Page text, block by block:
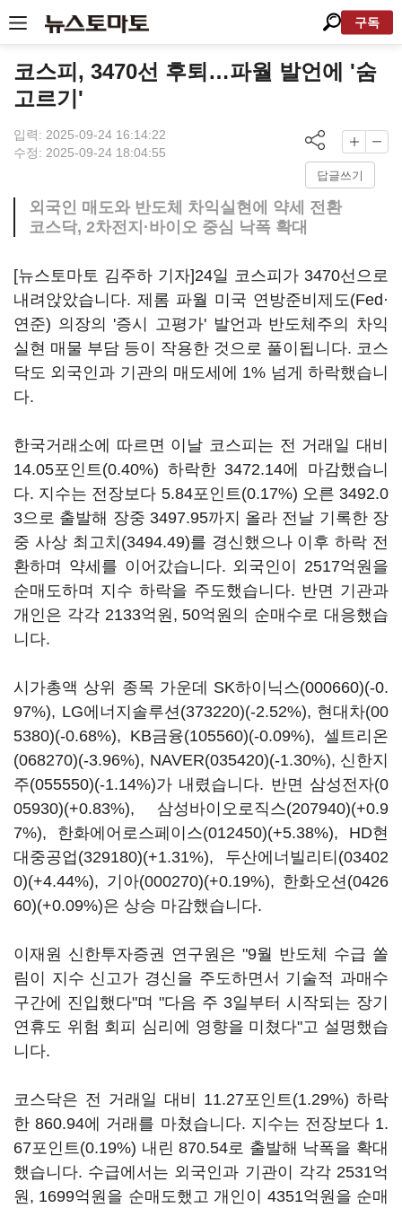
구독
코스피, 3470선 후퇴…파월 발언에 '숨
고르기'
입력: 2025-09-24 16:14:22
수정: 2025-09-24 18:04:55
답글쓰기
외국인 매도와 반도체 차익실현에 약세 전환
코스닥, 2차전지·바이오 중심 낙폭 확대
[뉴스토마토 김주하 기자]24일 코스피가 3470선으로
내려앉았습니다. 제롬 파월 미국 연방준비제도(Fed·
연준) 의장의 '증시 고평가' 발언과 반도체주의 차익
실현 매물 부담 등이 작용한 것으로 풀이됩니다. 코스
닥도 외국인과 기관의 매도세에 1% 넘게 하락했습니
다.
한국거래소에 따르면 이날 코스피는 전 거래일 대비
14.05포인트(0.40%) 하락한 3472.14에 마감했습니
다. 지수는 전장보다 5.84포인트(0.17%) 오른 3492.0
3으로 출발해 장중 3497.95까지 올라 전날 기록한 장
중 사상 최고치(3494.49)를 경신했으나 이후 하락 전
환하며 약세를 이어갔습니다. 외국인이 2517억원을
순매도하며 지수 하락을 주도했습니다. 반면 기관과
개인은 각각 2133억원, 50억원의 순매수로 대응했습
니다.
시가총액 상위 종목 가운데 SK하이닉스(000660)(-0.
97%), LG에너지솔루션(373220)(-2.52%), 현대차(00
5380)(-0.68%), KB금융(105560)(-0.09%), 셀트리온
(068270)(-3.96%), NAVER(035420)(-1.30%), 신한지
주(055550)(-1.14%)가 내렸습니다. 반면 삼성전자(0
05930)(+0.83%), 삼성바이오로직스(207940)(+0.9
7%), 한화에어로스페이스(012450)(+5.38%), HD현
대중공업(329180)(+1.31%), 두산에너빌리티(03402
0)(+4.44%), 기아(000270)(+0.19%), 한화오션(0426
60)(+0.09%)은 상승 마감했습니다.
이재원 신한투자증권 연구원은 "9월 반도체 수급 쏠
림이 지수 신고가 경신을 주도하면서 기술적 과매수
구간에 진입했다"며 "다음 주 3일부터 시작되는 장기
연휴도 위험 회피 심리에 영향을 미쳤다"고 설명했습
니다.
코스닥은 전 거래일 대비 11.27포인트(1.29%) 하락
한 860.94에 거래를 마쳤습니다. 지수는 전장보다 1.
67포인트(0.19%) 내린 870.54로 출발해 낙폭을 확대
했습니다. 수급에서는 외국인과 기관이 각각 2531억
원, 1699억원을 순매도했고 개인이 4351억원을 순매